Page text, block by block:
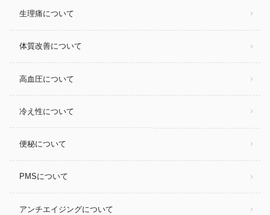
生理痛について
体質改善について
高血圧について
冷え性について
便秘について
PMSについて
アンチエイジングについて